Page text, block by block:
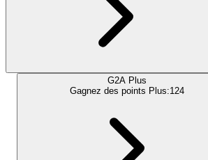
G2A Plus
Gagnez des points Plus:124